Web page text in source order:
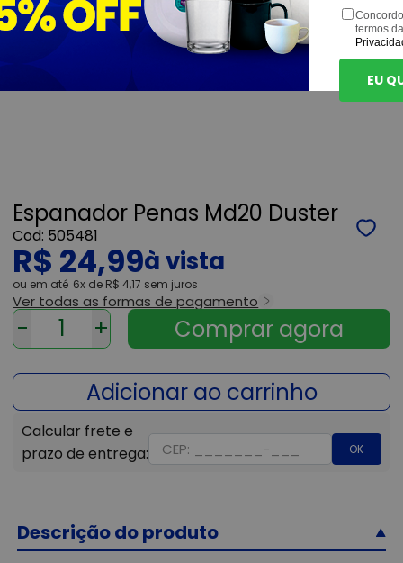
Espanador Penas Md20 Duster
505481
R$ 24,99
ou 6x de R$ 4,17 sem juros
Ver todas as formas de pagamento
- +
OK
Descrição do produto
termos
EU